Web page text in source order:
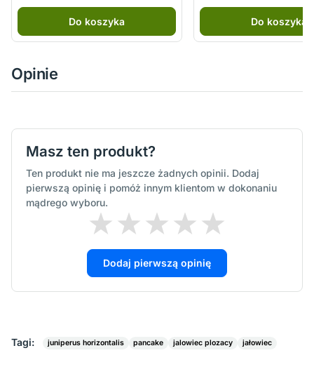
Do koszyka Do koszyka
Opinie
Masz ten produkt?
Ten produkt nie ma jeszcze żadnych opinii. Dodaj
pierwszą opinię i pomóż innym klientom w dokonaniu
mądrego wyboru.
Dodaj pierwszą opinię
Tagi: juniperus horizontalis pancake jalowiec plozacy jałowiec